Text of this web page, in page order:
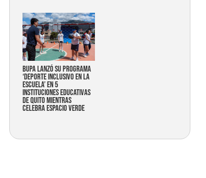
Bupa lanzó su programa
‘Deporte Inclusivo en la
Escuela’ en 5
instituciones educativas
de Quito mientras
celebra espacio verde